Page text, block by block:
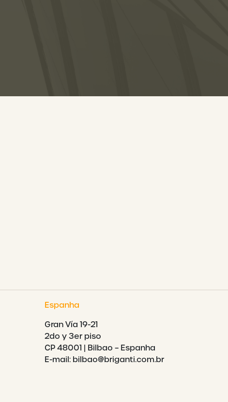
Espanha
Gran Vía 19-21
2do y 3er piso
CP 48001 | Bilbao – Espanha
E-mail: bilbao@briganti.com.br